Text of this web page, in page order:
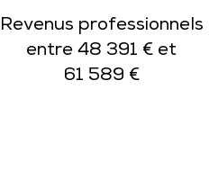
Revenus professionnels
entre 48 391 € et
61 589 €